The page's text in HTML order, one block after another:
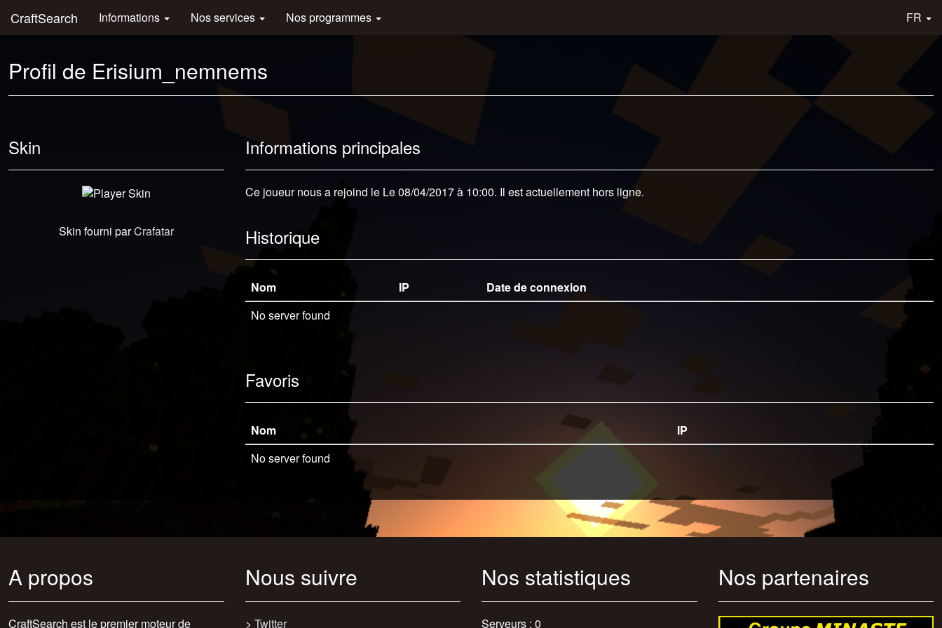
CraftSearch Informations Nos services Nos programmes FR
Profil de Erisium_nemnems
Skin
Skin fourni parCrafatar
Informations principales
Ce joueur nous a rejoind le Le 08/04/2017 à 10:00. Il est actuellement hors ligne.
Historique
Nom IP
Date de connexion
No server found
Favoris
Nom
IP
No server found
A propos
CraftSearch est le premier moteur de
Nous suivre
> Twitter
Nos statistiques
Serveurs : 0
Nos partenaires